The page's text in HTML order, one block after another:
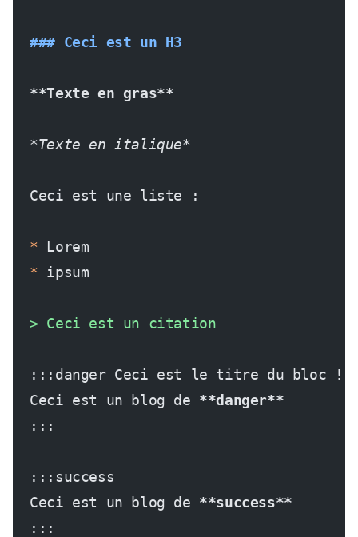
  ### Ceci est un H3
  **Texte en gras**
  *Texte en italique*
  Ceci est une liste :
  *
Lorem
  *
ipsum
  > Ceci est un citation
  :::danger Ceci est le titre du bloc !
  Ceci est un blog de
**danger**
  :::
  :::success
  Ceci est un blog de
**success**
  :::